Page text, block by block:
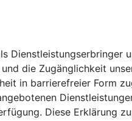
Dienstleistungserbringer
die Zugänglichkeit
in barrierefreier Form
Diese Erklärung